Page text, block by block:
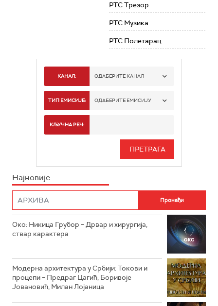
РТС Трезор
РТС Музика
РТС Полетарац
КАНАЛ: ОДАБЕРИТЕ КАНАЛ
РТС 1
РТС 3
РТС ЖИВОТ
РТС КОЛО
ТИП ЕМИСИЈЕ: ОДАБЕРИТЕ ЕМИСИЈУ
ИНФО
КЉУЧНА РЕЧ:
Најновије
Око: Никица Грубор – Дрвар и хирургија,
ствар карактера
Модерна архитектура у Србији: Токови и
процепи – Предраг Цагић, Боривоје
Јовановић, Милан Лојаница